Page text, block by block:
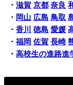
・滋賀 京都 奈良
・ 岡山 広島 鳥取
・香川 徳島 愛媛
・福岡 佐賀 長崎
・高校生の進路進